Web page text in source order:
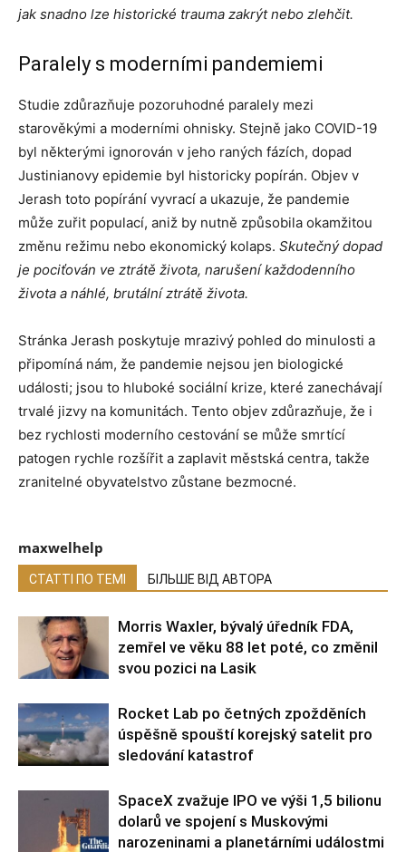
jak snadno lze historické trauma zakrýt nebo zlehčit.
Paralely s moderními pandemiemi
Studie zdůrazňuje pozoruhodné paralely mezi
starověkými a moderními ohnisky. Stejně jako COVID-19
byl některými ignorován v jeho raných fázích, dopad
Justinianovy epidemie byl historicky popírán. Objev v
Jerash toto popírání vyvrací a ukazuje, že pandemie
může zuřit populací, aniž by nutně způsobila okamžitou
změnu režimu nebo ekonomický kolaps. Skutečný dopad
je pociťován ve ztrátě života, narušení každodenního
života a náhlé, brutální ztrátě života.
Stránka Jerash poskytuje mrazivý pohled do minulosti a
připomíná nám, že pandemie nejsou jen biologické
události; jsou to hluboké sociální krize, které zanechávají
trvalé jizvy na komunitách. Tento objev zdůrazňuje, že i
bez rychlosti moderního cestování se může smrtící
patogen rychle rozšířit a zaplavit městská centra, takže
zranitelné obyvatelstvo zůstane bezmocné.
maxwelhelp
СТАТТІ ПО ТЕМІ БІЛЬШЕ ВІД АВТОРА
Morris Waxler, bývalý úředník FDA,
zemřel ve věku 88 let poté, co změnil
svou pozici na Lasik
Rocket Lab po četných zpožděních
úspěšně spouští korejský satelit pro
sledování katastrof
SpaceX zvažuje IPO ve výši 1,5 bilionu
dolarů ve spojení s Muskovými
narozeninami a planetárními událostmi